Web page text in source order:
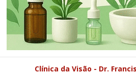
Clínica da Visão - Dr.